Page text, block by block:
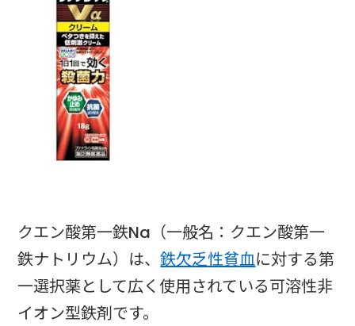
クエン酸第一鉄Na（一般名：クエン酸第一
鉄ナトリウム）は、鉄欠乏性貧血に対する第
一選択薬として広く使用されている可溶性非
イオン型鉄剤です。